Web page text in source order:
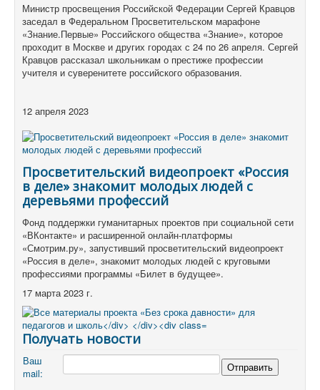
Министр просвещения Российской Федерации Сергей Кравцов
заседал в Федеральном Просветительском марафоне
«Знание.Первые» Российского общества «Знание», которое
проходит в Москве и других городах с 24 по 26 апреля. Сергей
Кравцов рассказал школьникам о престиже профессии
учителя и суверенитете российского образования.
12 апреля 2023
Просветительский видеопроект «Россия
в деле» знакомит молодых людей с
деревьями профессий
Фонд поддержки гуманитарных проектов при социальной сети
«ВКонтакте» и расширенной онлайн-платформы
«Смотрим.ру», запустивший просветительский видеопроект
«Россия в деле», знакомит молодых людей с круговыми
профессиями программы «Билет в будущее».
17 марта 2023 г.
Получать новости
Ваш
mail: